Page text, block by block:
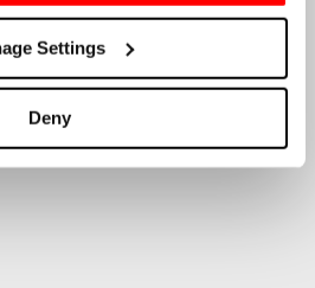
Settings
Deny
stellen, einschließlich Unterlagen
gegen das Unternehmen geltend
können.
kann kontaktiert werden unter